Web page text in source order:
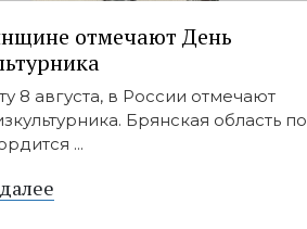
отмечают День
8 августа, в России отмечают
Брянская область по
...